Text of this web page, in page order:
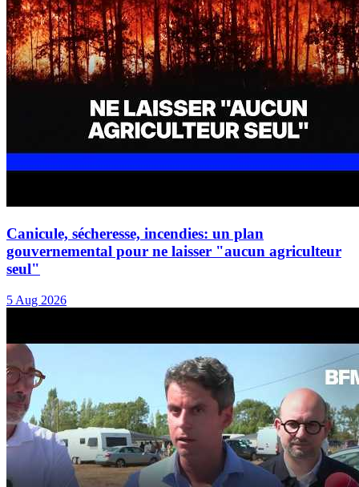
Canicule, sécheresse, incendies: un plan
gouvernemental pour ne laisser "aucun agriculteur
seul"
5 Aug 2026